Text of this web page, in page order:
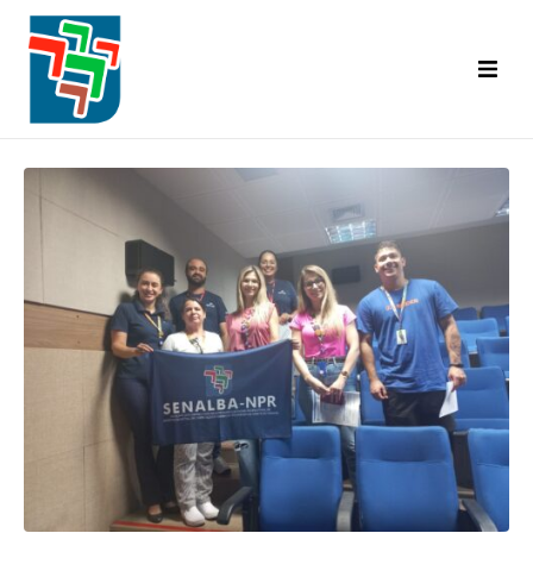
Inicial
Categorias Abrangidas
Base Territorial
Diretoria
Convênios
A.C.T. | C.C.T.
Informativo Senalba
Eventos